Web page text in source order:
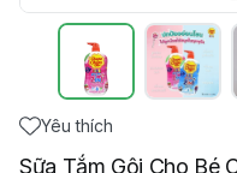
Yêu thích
Sữa Tắm Gội Cho Bé